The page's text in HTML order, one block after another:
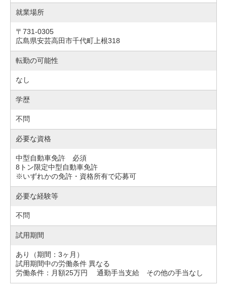
就業場所
〒731-0305
広島県安芸高田市千代町上根318
転勤の可能性
なし
学歴
不問
必要な資格
中型自動車免許 必須
8トン限定中型自動車免許
※いずれかの免許・資格所有で応募可
必要な経験等
不問
試用期間
あり（期間：3ヶ月）
試用期間中の労働条件 異なる
労働条件：月額25万円 通勤手当支給 その他の手当なし